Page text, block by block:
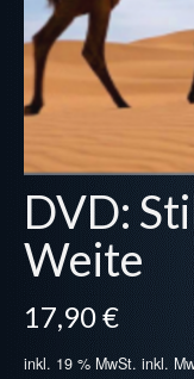
DVD:
Weite
17,90€
inkl. 19 % MwSt. inkl.